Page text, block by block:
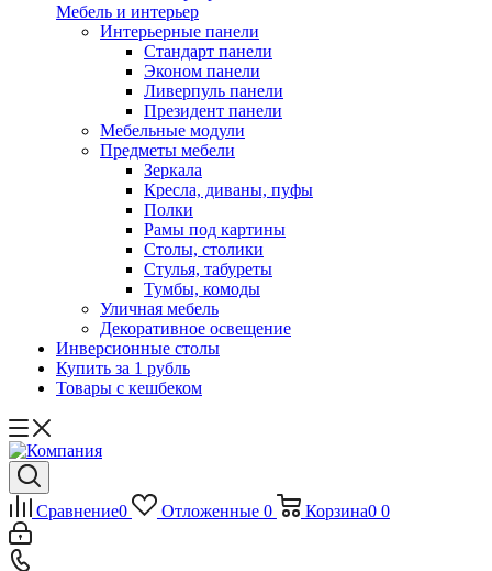
Мебель и интерьер
Интерьерные панели
Стандарт панели
Эконом панели
Ливерпуль панели
Президент панели
Мебельные модули
Предметы мебели
Зеркала
Кресла, диваны, пуфы
Полки
Рамы под картины
Столы, столики
Стулья, табуреты
Тумбы, комоды
Уличная мебель
Декоративное освещение
Инверсионные столы
Купить за 1 рубль
Товары с кешбеком
Сравнение0 Отложенные 0 Корзина0 0